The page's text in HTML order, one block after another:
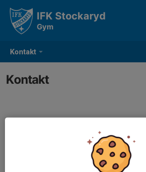
Kontakt
IFK Stockaryd
Gym
Kontakt